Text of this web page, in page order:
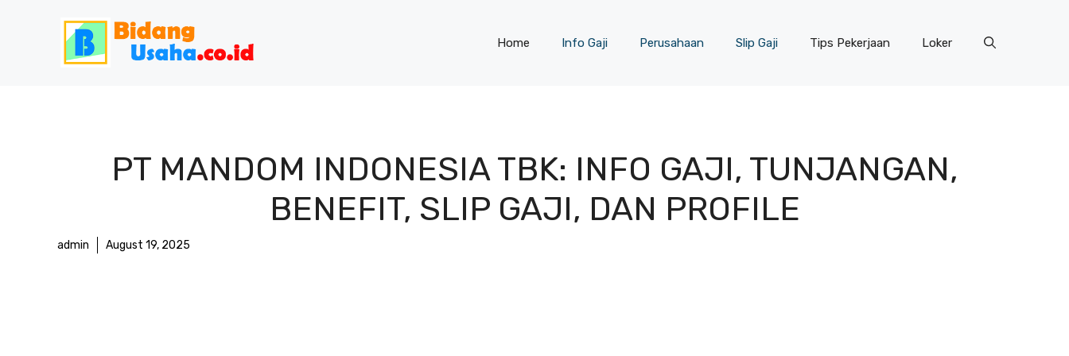
Home Info Gaji Perusahaan Slip Gaji Tips Pekerjaan Loker
PT MANDOM INDONESIA TBK: INFO GAJI, TUNJANGAN,
BENEFIT, SLIP GAJI, DAN PROFILE
admin August 19, 2025